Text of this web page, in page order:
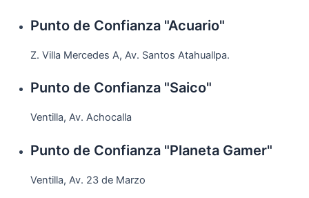
Punto de Confianza "Acuario"
Z. Villa Mercedes A, Av. Santos Atahuallpa.
Punto de Confianza "Saico"
Ventilla, Av. Achocalla
Punto de Confianza "Planeta Gamer"
Ventilla, Av. 23 de Marzo